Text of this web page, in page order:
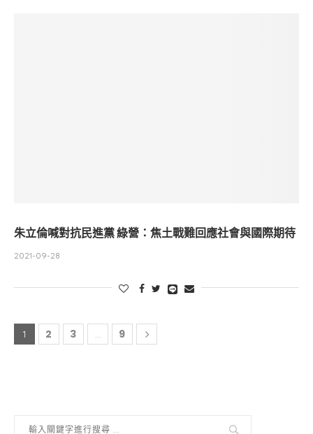
朱立倫喊對抗民進黨 綠營：焦土戰難回應社會與國際期待
2021-09-28
1 2 3 ... 9